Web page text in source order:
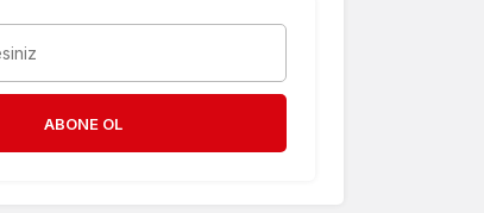
ABONE OL